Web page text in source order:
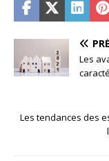
Les
Les tendances des